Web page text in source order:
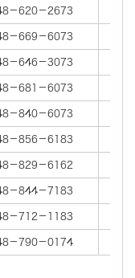
－620－2673
－669－6073
－646－3073
－681－6073
－840－6073
－856－6183
－829－6162
－844－7183
－712－1183
－790－0174